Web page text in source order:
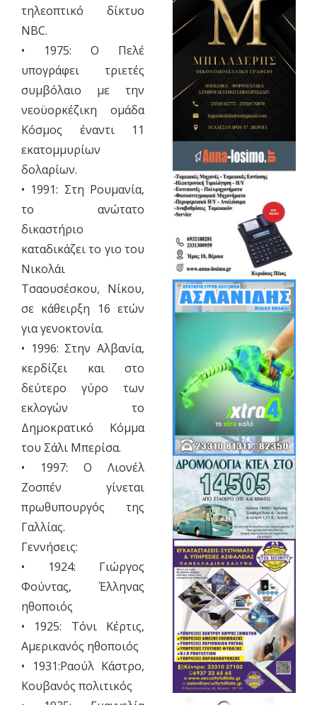
τηλεοπτικό δίκτυο
NBC.
• 1975: Ο Πελέ
υπογράφει τριετές
συμβόλαιο με την
νεοϋορκέζικη ομάδα
Κόσμος έναντι 11
εκατομμυρίων
δολαρίων.
• 1991: Στη Ρουμανία,
το ανώτατο
δικαστήριο
καταδικάζει το γιο του
Νικολάι
Τσαουσέσκου, Νίκου,
σε κάθειρξη 16 ετών
για γενοκτονία.
• 1996: Στην Αλβανία,
κερδίζει και στο
δεύτερο γύρο των
εκλογών το
Δημοκρατικό Κόμμα
του Σάλι Μπερίσα.
• 1997: Ο Λιονέλ
Ζοσπέν γίνεται
πρωθυπουργός της
Γαλλίας.
Γεννήσεις:
• 1924: Γιώργος
Φούντας, Έλληνας
ηθοποιός
• 1925: Τόνι Κέρτις,
Αμερικανός ηθοποιός
• 1931:Ραούλ Κάστρο,
Κουβανός πολιτικός